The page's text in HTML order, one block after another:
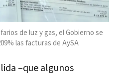
de luz y gas, el Gobierno se
las facturas de AySA
–que algunos